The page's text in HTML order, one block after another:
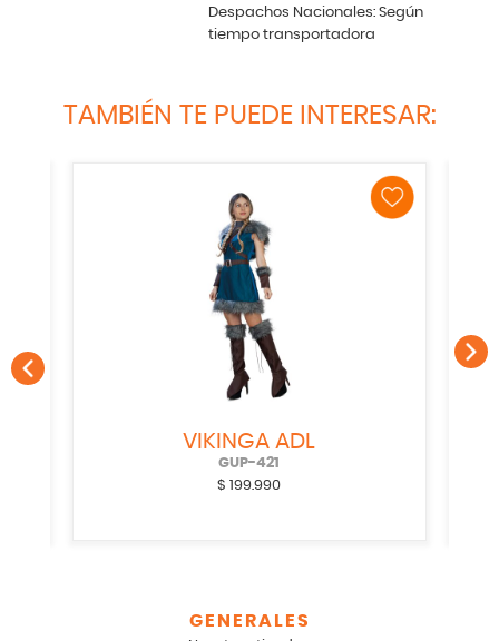
Despachos Nacionales: Según
tiempo transportadora
TAMBIÉN TE PUEDE INTERESAR:
VIKINGA ADL
GUP-421
$ 199.990
GENERALES